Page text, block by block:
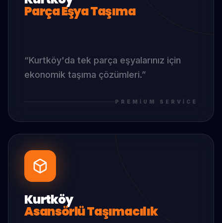
Parça Eşya Taşıma
“Kurtköy'da tek parça eşyalarınız için
ekonomik taşıma çözümleri.”
PREMIUM SERVICE
Kurtköy
Asansörlü Taşımacılık